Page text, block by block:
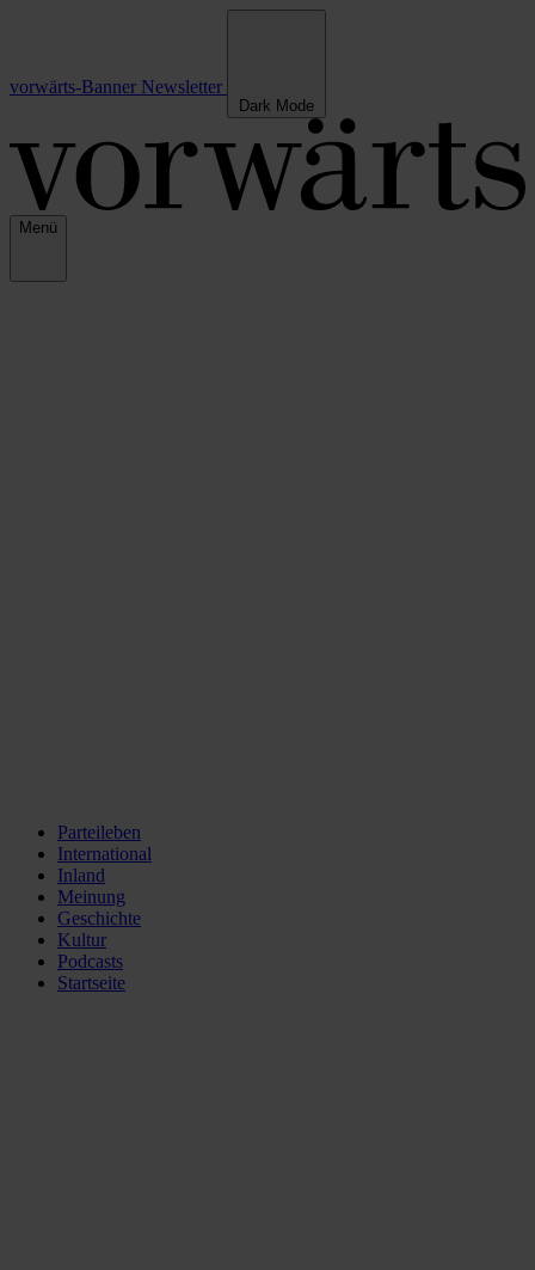
vorwärts-Banner Newsletter
Dark Mode
Menü
Parteileben
International
Inland
Meinung
Geschichte
Kultur
Podcasts
Startseite